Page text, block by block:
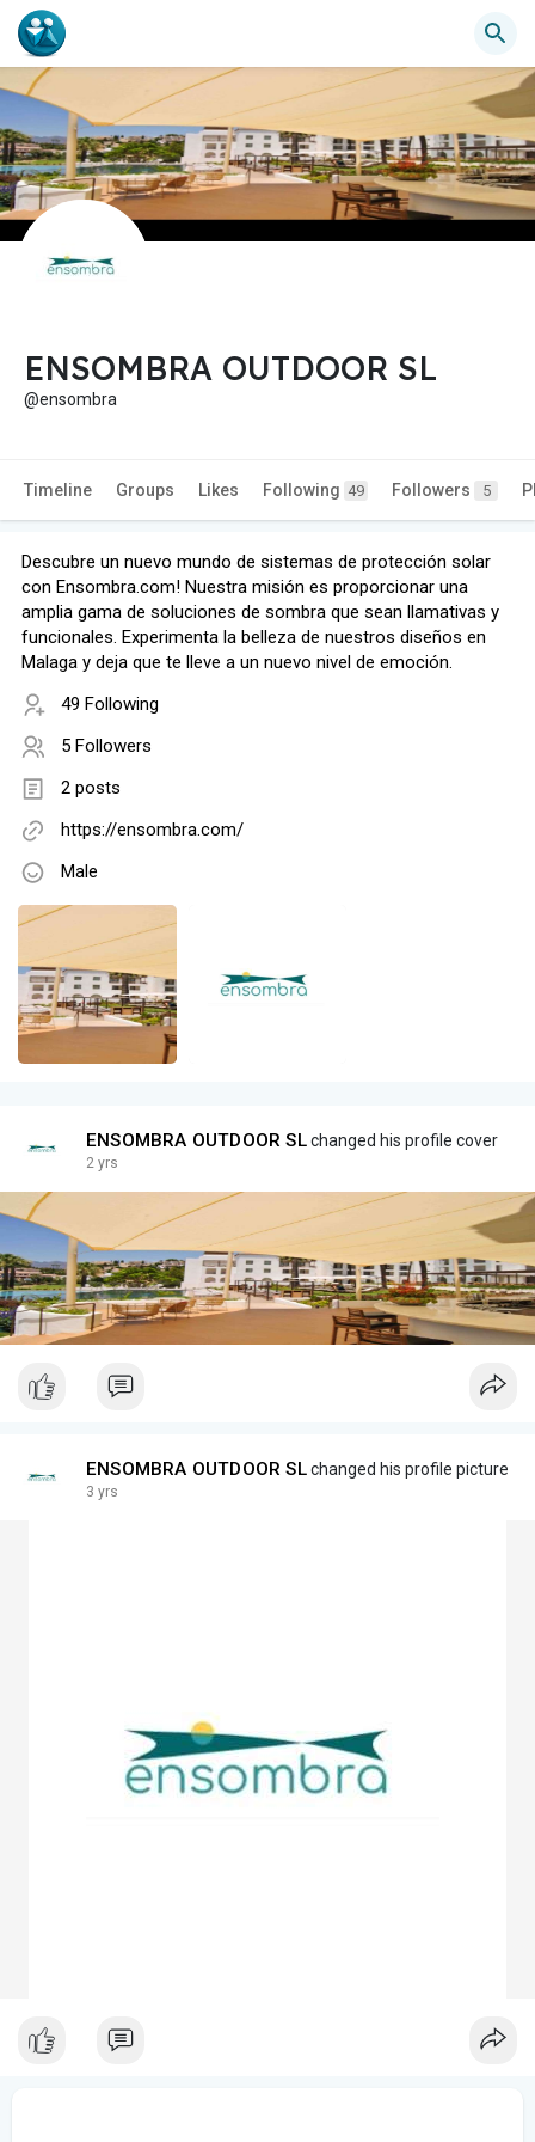
ENSOMBRA OUTDOOR SL
@ensombra
Timeline Groups Likes Following 49 Followers 5
Descubre un nuevo mundo de sistemas de protección solar
con Ensombra.com! Nuestra misión es proporcionar una
amplia gama de soluciones de sombra que sean llamativas y
funcionales. Experimenta la belleza de nuestros diseños en
Malaga y deja que te lleve a un nuevo nivel de emoción.
49 Following
5 Followers
2 posts
https://ensombra.com/
Male
ENSOMBRA OUTDOOR SLchanged his profile cover
2 yrs
ENSOMBRA OUTDOOR SLchanged his profile picture
3 yrs